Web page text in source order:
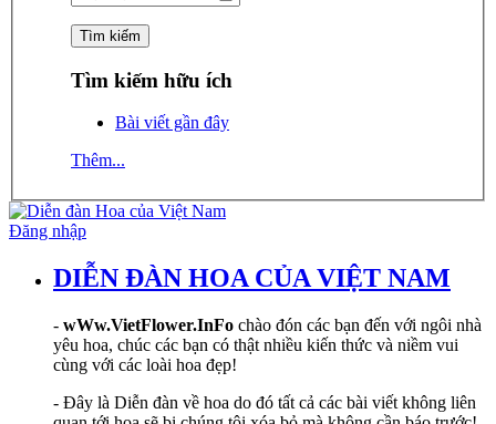
Tìm kiếm hữu ích
Bài viết gần đây
Thêm...
Đăng nhập
DIỄN ĐÀN HOA CỦA VIỆT NAM
- wWw.VietFlower.InFo chào đón các bạn đến với ngôi nhà
yêu hoa, chúc các bạn có thật nhiều kiến thức và niềm vui
cùng với các loài hoa đẹp!
- Đây là Diễn đàn về hoa do đó tất cả các bài viết không liên